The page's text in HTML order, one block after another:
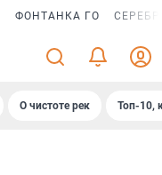
ФОНТАНКА ГО
О чистоте рек Топ-10,